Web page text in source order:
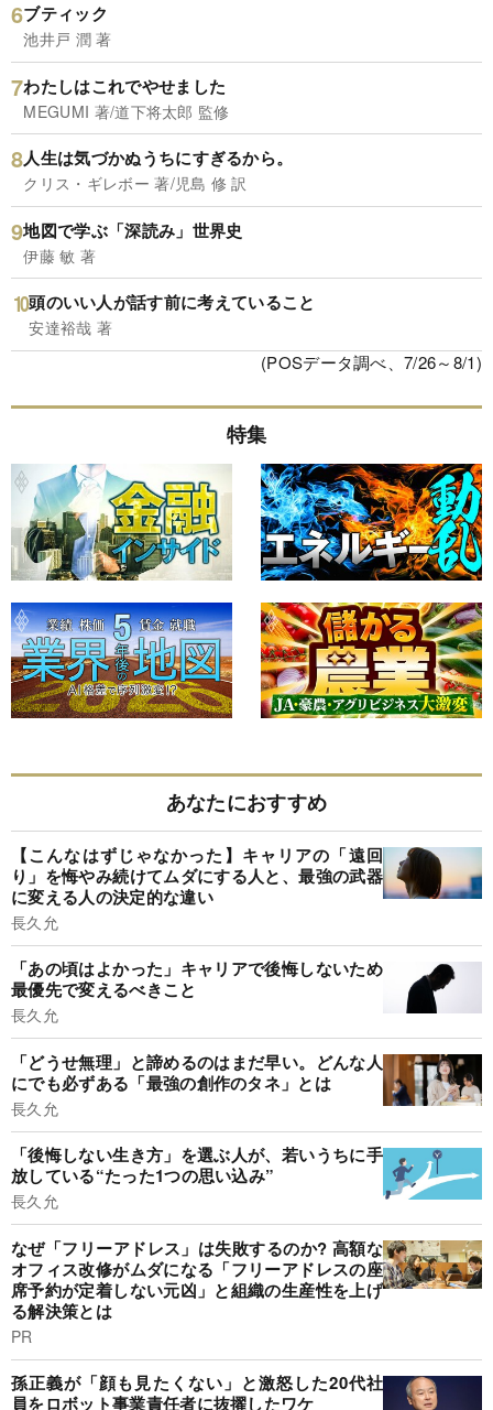
ブティック
池井戸 潤 著
わたしはこれでやせました
MEGUMI 著/道下将太郎 監修
人生は気づかぬうちにすぎるから。
クリス・ギレボー 著/児島 修 訳
地図で学ぶ「深読み」世界史
伊藤 敏 著
頭のいい人が話す前に考えていること
安達裕哉 著
(POSデータ調べ、7/26～8/1)
特集
あなたにおすすめ
【こんなはずじゃなかった】キャリアの「遠回
り」を悔やみ続けてムダにする人と、最強の武器
に変える人の決定的な違い
長久允
「あの頃はよかった」キャリアで後悔しないため
最優先で変えるべきこと
長久允
「どうせ無理」と諦めるのはまだ早い。どんな人
にでも必ずある「最強の創作のタネ」とは
長久允
「後悔しない生き方」を選ぶ人が、若いうちに手
放している“たった1つの思い込み”
長久允
なぜ「フリーアドレス」は失敗するのか? 高額な
オフィス改修がムダになる「フリーアドレスの座
席予約が定着しない元凶」と組織の生産性を上げ
る解決策とは
PR
孫正義が「顔も見たくない」と激怒した20代社
員をロボット事業責任者に抜擢したワケ